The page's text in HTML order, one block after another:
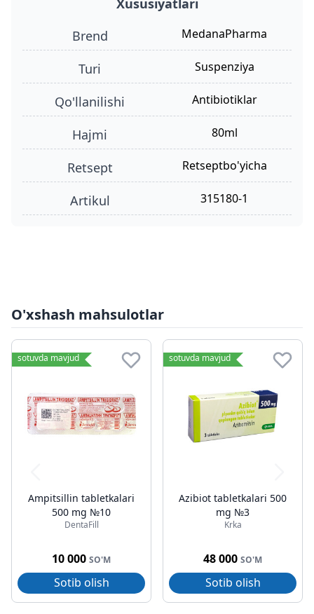
Xususiyatlari
Brend
MedanaPharma
turi suspenziya
qo'llanilishi antibiotiklar
hajmi 80ml
retsept retseptbo'yicha
Artikul 315180-1
O'xshash mahsulotlar
sotuvda mavjud
Ampitsillin tabletkalari
500 mg №10
DentaFill
10 000 SO'M
Sotib olish
sotuvda mavjud
Azibiot tabletkalari 500
mg №3
Krka
48 000 SO'M
Sotib olish